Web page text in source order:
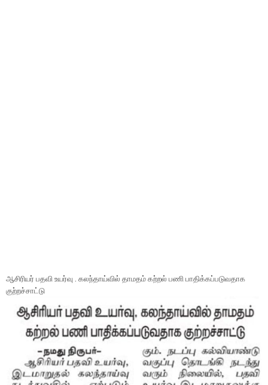
ஆசிரியர் பதவி உயர்வு . கலந்தாய்வில் தாமதம் கற்றல் பணி பாதிக்கப்படுவதாக
குற்றச்சாட்டு